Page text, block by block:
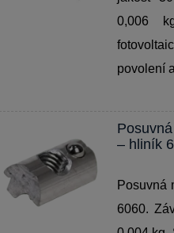
0,006
povolení
– hliník
Posuvná
6060.